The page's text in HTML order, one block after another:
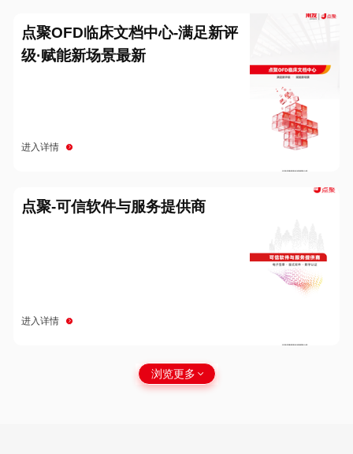
点聚OFD临床文档中心-满足新评
级·赋能新场景最新
进入详情
点聚-可信软件与服务提供商
进入详情
浏览更多